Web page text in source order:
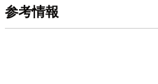
参考情報